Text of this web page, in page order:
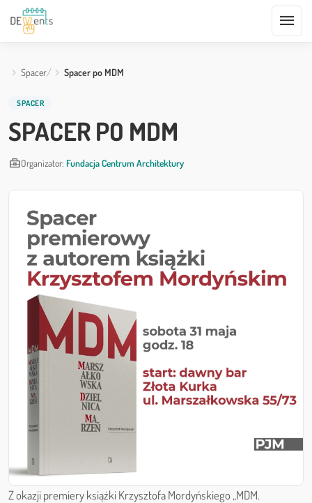
menu
Spacer Spacer po MDM
SPACER
SPACER PO MDM
business_centerOrganizator: Fundacja Centrum Architektury
Z okazji premiery książki Krzysztofa Mordyńskiego „MDM.